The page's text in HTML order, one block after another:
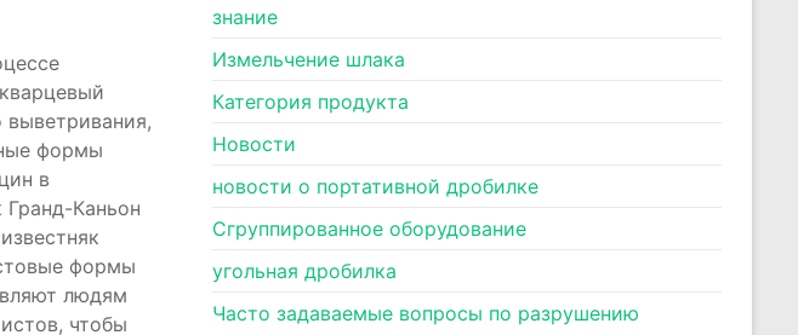
выветривания,
формы
в
Каньон
формы
людям
чтобы
знание
Измельчение шлака
Категория продукта
Новости
новости о портативной дробилке
Сгруппированное оборудование
угольная дробилка
Часто задаваемые вопросы по разрушению